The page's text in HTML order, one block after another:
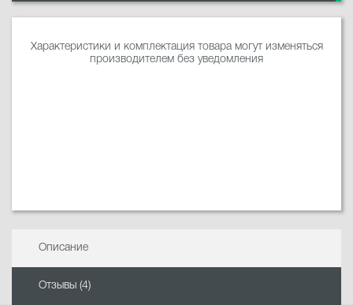
Характеристики и комплектация товара могут изменяться
производителем без уведомления
Описание
Отзывы (4)